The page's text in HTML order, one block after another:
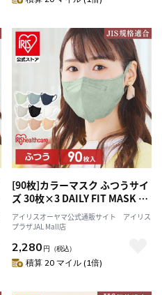
[90枚]カラーマスク ふつうサイ
ズ 30枚×3 DAILY FIT MASK ニ
ュアンスグレー
アイリスオーヤマ公式通販サイト アイリス
プラザJAL Mall店
2,280 円 （税込）
積算 20 マイル (1倍)